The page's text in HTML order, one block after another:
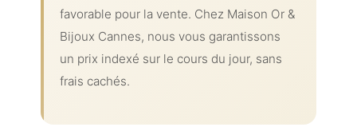
favorable pour la vente. Chez Maison Or &
Bijoux Cannes, nous vous garantissons
un prix indexé sur le cours du jour, sans
frais cachés.